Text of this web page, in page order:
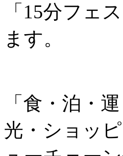
「15分フェ
ます。
「食・泊・
光・ショッ